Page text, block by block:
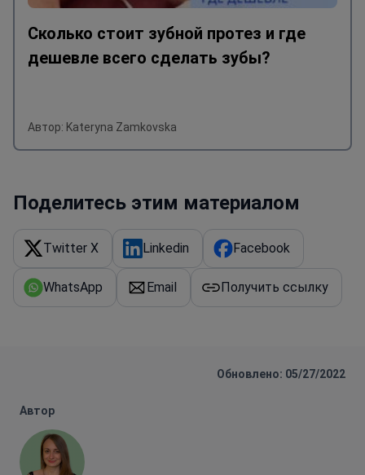
Сколько стоит зубной протез и где
дешевле всего сделать зубы?
Автор: Kateryna Zamkovska
Поделитесь этим материалом
Twitter X Linkedin Facebook
WhatsApp Email Получить ссылку
Обновлено: 05/27/2022
Автор